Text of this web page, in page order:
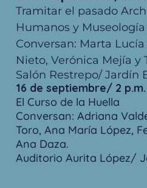
Tramitar el pasado
Humanos y Museología
Conversan: Marta
Nieto, Verónica Mejía y
Salón Restrepo/ Jardín
16 de septiembre/ 2 p.m.
El Curso de la Huella
Conversan: Adriana
Toro, Ana María López,
Ana Daza.
Auditorio Aurita López/